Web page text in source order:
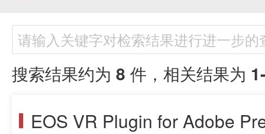
搜索结果约为 8 件，相关结果为
EOS VR Plugin for Adobe